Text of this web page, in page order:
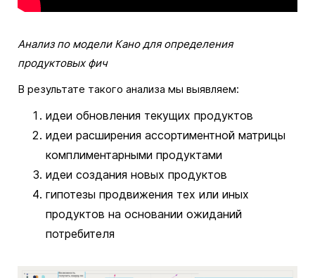
Анализ по модели Кано для определения
продуктовых фич
В результате такого анализа мы выявляем:
идеи обновления текущих продуктов
идеи расширения ассортиментной матрицы
комплиментарными продуктами
идеи создания новых продуктов
гипотезы продвижения тех или иных
продуктов на основании ожиданий
потребителя